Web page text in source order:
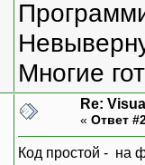
Многие
Re:
« Ответ
Код простой - на